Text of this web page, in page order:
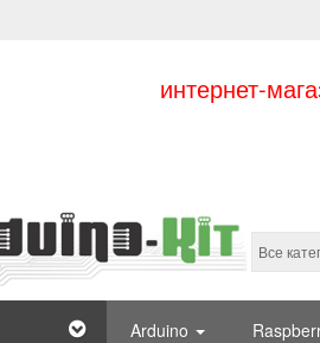
интернет-
Arduino